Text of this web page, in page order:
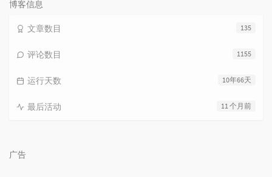
博客信息
135
文章数目
1155
评论数目
10年66天
运行天数
11 个月前
最后活动
广告